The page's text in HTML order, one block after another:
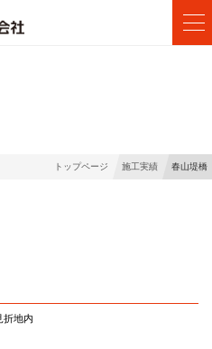
トップページ 施工実績 春山堤橋
折地内